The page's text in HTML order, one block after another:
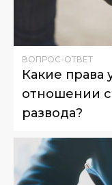
ВОПРОС-ОТВЕТ
Какие права
отношении
развода?